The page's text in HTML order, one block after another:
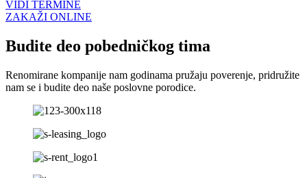
VIDI TERMINE
ZAKAŽI ONLINE
Budite deo pobedničkog tima
Renomirane kompanije nam godinama pružaju poverenje, pridružite
nam se i budite deo naše poslovne porodice.